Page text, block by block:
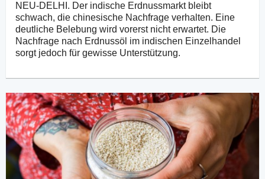
NEU-DELHI. Der indische Erdnussmarkt bleibt
schwach, die chinesische Nachfrage verhalten. Eine
deutliche Belebung wird vorerst nicht erwartet. Die
Nachfrage nach Erdnussöl im indischen Einzelhandel
sorgt jedoch für gewisse Unterstützung.